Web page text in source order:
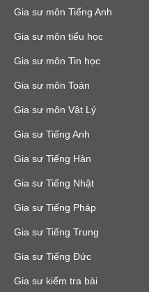
Gia sư môn Tiếng Anh
Gia sư môn tiểu học
Gia sư môn Tin học
Gia sư môn Toán
Gia sư môn Vật Lý
Gia sư Tiếng Anh
Gia sư Tiếng Hàn
Gia sư Tiếng Nhật
Gia sư Tiếng Pháp
Gia sư Tiếng Trung
Gia sư Tiếng Đức
Gia sư kiểm tra bài